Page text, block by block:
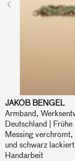
JAKOB BENGEL
Armband,
Deutschland |
Messing
und schwarz
Handarbeit